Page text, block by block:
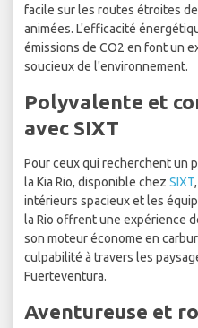
facile sur les routes étroites
animées. L'efficacité
émissions de CO2 en font un
soucieux de l'environnement.
Polyvalente et
avec SIXT
Pour ceux qui recherchent un
la Kia Rio, disponible chez SIXT
intérieurs spacieux et les
la Rio offrent une expérience
son moteur économe en
culpabilité à travers les
Fuerteventura.
Aventureuse et